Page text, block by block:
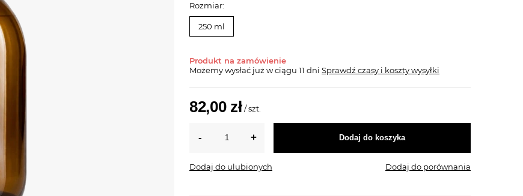
Rozmiar:
250 ml
Produkt na zamówienie
Możemy wysłać już w ciągu 11 dni Sprawdź czasy i koszty wysyłki
82,00 zł /szt.
Dodaj do koszyka
Dodaj do ulubionych Dodaj do porównania